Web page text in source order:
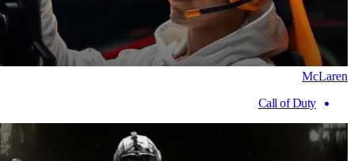
McLaren
Call of Duty